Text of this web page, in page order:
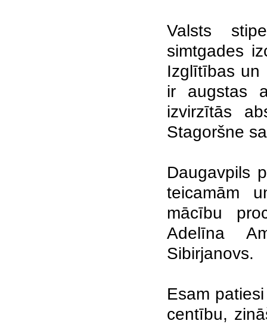
Valsts
simtgades
Izglītības un
ir augstas
izvirzītās
Stagoršne
Daugavpils
teicamām
mācību
Adelīna
Sibirjanovs.
Esam
centību,